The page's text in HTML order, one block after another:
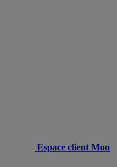
Espace client Mon